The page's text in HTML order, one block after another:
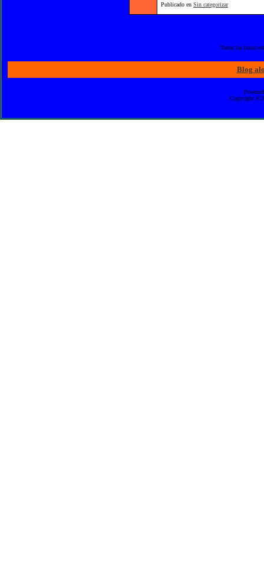
Publicado en Sin categorizar
Todas las horas
Blog
Copyright